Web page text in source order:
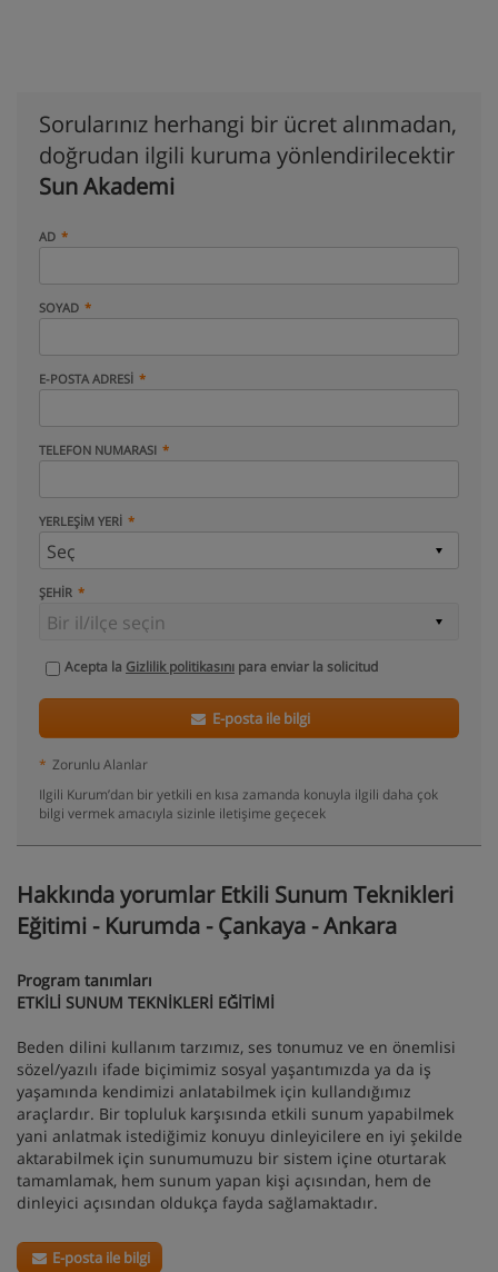
Sorularınız herhangi bir ücret alınmadan,
doğrudan ilgili kuruma yönlendirilecektir
Sun Akademi
AD
SOYAD
E-POSTA ADRESI
TELEFON NUMARASI
YERLEŞIM YERI
ŞEHIR
Acepta la Gizlilik politikasını para enviar la solicitud
E-posta ile bilgi
* Zorunlu Alanlar
Ilgili Kurum’dan bir yetkili en kısa zamanda konuyla ilgili daha çok
bilgi vermek amacıyla sizinle iletişime geçecek
Hakkında yorumlar Etkili Sunum Teknikleri
Eğitimi - Kurumda - Çankaya - Ankara
Program tanımları
ETKİLİ SUNUM TEKNİKLERİ EĞİTİMİ
Beden dilini kullanım tarzımız, ses tonumuz ve en önemlisi
sözel/yazılı ifade biçimimiz sosyal yaşantımızda ya da iş
yaşamında kendimizi anlatabilmek için kullandığımız
araçlardır. Bir topluluk karşısında etkili sunum yapabilmek
yani anlatmak istediğimiz konuyu dinleyicilere en iyi şekilde
aktarabilmek için sunumumuzu bir sistem içine oturtarak
tamamlamak, hem sunum yapan kişi açısından, hem de
dinleyici açısından oldukça fayda sağlamaktadır.
E-posta ile bilgi